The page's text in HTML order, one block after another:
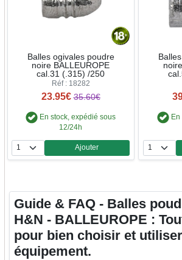
Balles ogivales poudre
noire BALLEUROPE
cal.31 (.315) /250
Réf : 18282
23.95€ 35.60€
En stock, expédié sous
12/24h
Quantité
Ajouter
En
Guide & FAQ - Balles
H&N - BALLEUROPE :
pour bien choisir et
équipement.